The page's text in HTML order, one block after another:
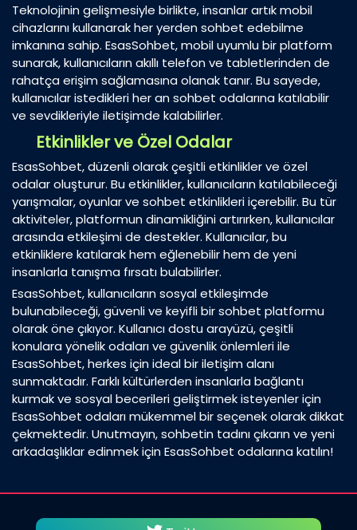
Teknolojinin gelişmesiyle birlikte, insanlar artık mobil
cihazlarını kullanarak her yerden sohbet edebilme
imkanına sahip. EsasSohbet, mobil uyumlu bir platform
sunarak, kullanıcıların akıllı telefon ve tabletlerinden de
rahatça erişim sağlamasına olanak tanır. Bu sayede,
kullanıcılar istedikleri her an sohbet odalarına katılabilir
ve sevdikleriyle iletişimde kalabilirler.
Etkinlikler ve Özel Odalar
EsasSohbet, düzenli olarak çeşitli etkinlikler ve özel
odalar oluşturur. Bu etkinlikler, kullanıcıların katılabileceği
yarışmalar, oyunlar ve sohbet etkinlikleri içerebilir. Bu tür
aktiviteler, platformun dinamikliğini artırırken, kullanıcılar
arasında etkileşimi de destekler. Kullanıcılar, bu
etkinliklere katılarak hem eğlenebilir hem de yeni
insanlarla tanışma fırsatı bulabilirler.
EsasSohbet, kullanıcıların sosyal etkileşimde
bulunabileceği, güvenli ve keyifli bir sohbet platformu
olarak öne çıkıyor. Kullanıcı dostu arayüzü, çeşitli
konulara yönelik odaları ve güvenlik önlemleri ile
EsasSohbet, herkes için ideal bir iletişim alanı
sunmaktadır. Farklı kültürlerden insanlarla bağlantı
kurmak ve sosyal becerileri geliştirmek isteyenler için
EsasSohbet odaları mükemmel bir seçenek olarak dikkat
çekmektedir. Unutmayın, sohbetin tadını çıkarın ve yeni
arkadaşlıklar edinmek için EsasSohbet odalarına katılın!